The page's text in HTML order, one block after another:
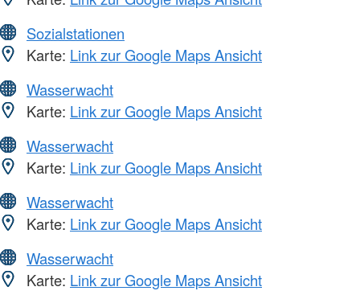
Sozialstationen
Karte: Link zur Google Maps Ansicht
Wasserwacht
Karte: Link zur Google Maps Ansicht
Wasserwacht
Karte: Link zur Google Maps Ansicht
Wasserwacht
Karte: Link zur Google Maps Ansicht
Wasserwacht
Karte: Link zur Google Maps Ansicht